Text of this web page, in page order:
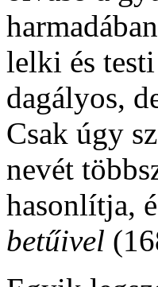
lelki és testi
dagályos,
Csak úgy
nevét
hasonlítja,
betűivel